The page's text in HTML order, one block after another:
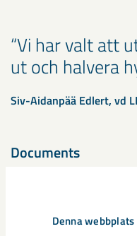
Denna
Vi har valt att
ut och halvera
Siv-Aidanpää Edlert, vd
Documents